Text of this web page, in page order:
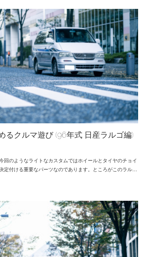
るクルマ遊び (96年式 日産ラルゴ編)
回のようなライトなカスタムではホイールとタイヤのチョイ
定付ける重要なパーツなのであります。ところがこのラル…